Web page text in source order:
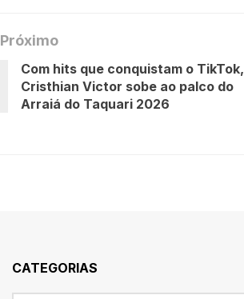
Próximo
Com hits que conquistam o TikTok,
Cristhian Victor sobe ao palco do
Arraiá do Taquari 2026
CATEGORIAS